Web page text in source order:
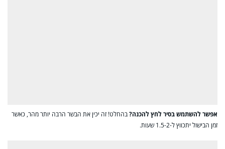
אפשר להשתמש בסיר לחץ להכנה?בהחלט! זה יכין את הבשר הרבה יותר מהר, כאשר
זמן הבישול יתכווץ ל-1.5-2 שעות.